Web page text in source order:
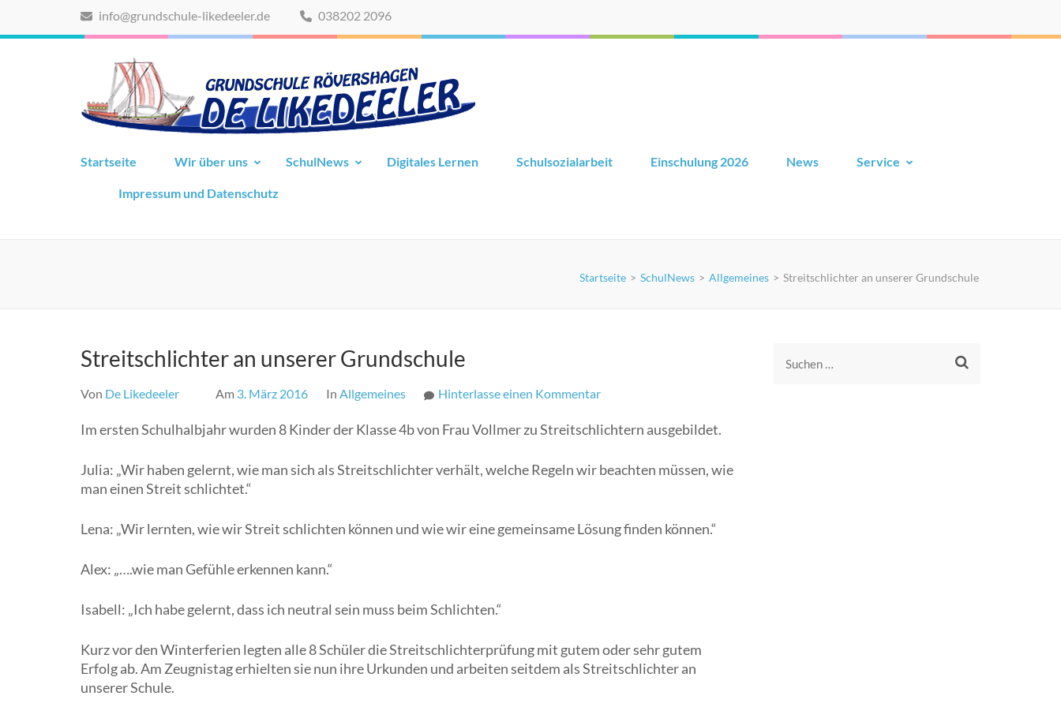
info@grundschule-likedeeler.de 038202 2096
Startseite Wir über uns SchulNews Digitales Lernen Schulsozialarbeit Einschulung 2026 News Service
Impressum und Datenschutz
Startseite > SchulNews > Allgemeines > Streitschlichter an unserer Grundschule
Streitschlichter an unserer Grundschule
Von De Likedeeler Am 3. März 2016 In Allgemeines Hinterlasse einen Kommentarzu
an
Grundschule
Im ersten Schulhalbjahr wurden 8 Kinder der Klasse 4b von Frau Vollmer zu Streitschlichtern ausgebildet.
Julia: „Wir haben gelernt, wie man sich als Streitschlichter verhält, welche Regeln wir beachten müssen, wie
man einen Streit schlichtet.“
Lena: „Wir lernten, wie wir Streit schlichten können und wie wir eine gemeinsame Lösung finden können.“
Alex: „….wie man Gefühle erkennen kann.“
Isabell: „Ich habe gelernt, dass ich neutral sein muss beim Schlichten.“
Kurz vor den Winterferien legten alle 8 Schüler die Streitschlichterprüfung mit gutem oder sehr gutem
Erfolg ab. Am Zeugnistag erhielten sie nun ihre Urkunden und arbeiten seitdem als Streitschlichter an
unserer Schule.
Suchen